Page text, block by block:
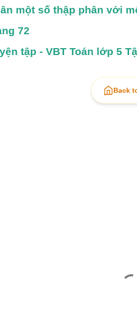
một số thập phân với
72
tập - VBT Toán lớp 5
Back